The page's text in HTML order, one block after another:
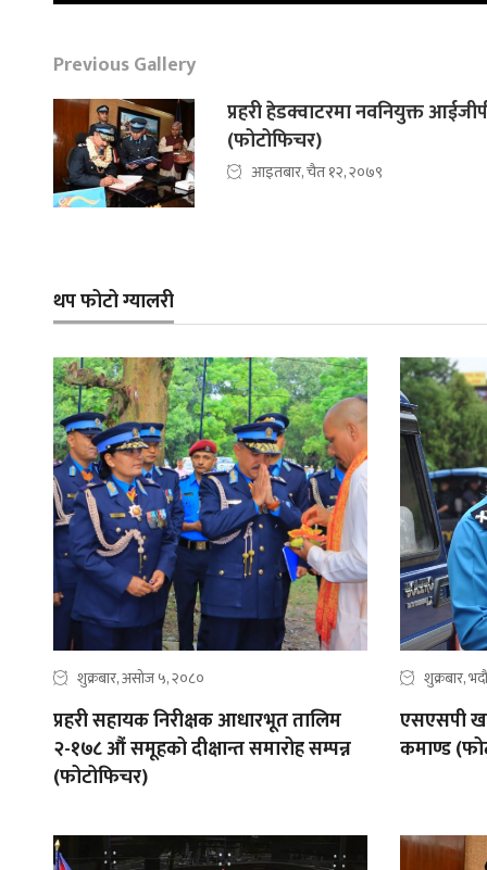
Previous Gallery
प्रहरी हेडक्वाटरमा नवनियुक्त
(फोटोफिचर)
आइतबार, चैत १२, २०७९
थप फोटो ग्यालरी
शुक्रबार, असोज ५, २०८०
प्रहरी सहायक निरीक्षक आधारभूत तालिम
२-१७८ औं समूहको दीक्षान्त समारोह सम्पन्न
(फोटोफिचर)
शुक्रबार,
एसएसपी
कमाण्ड